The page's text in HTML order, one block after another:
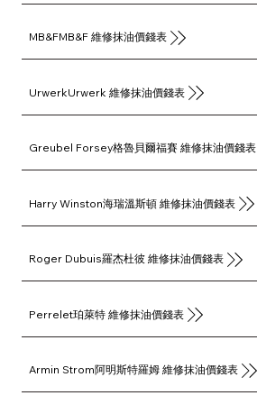
MB&FMB&F 維修抹油價錢表
UrwerkUrwerk 維修抹油價錢表
Greubel Forsey格魯貝爾福賽 維修抹油價錢表
Harry Winston海瑞溫斯頓 維修抹油價錢表
Roger Dubuis羅杰杜彼 維修抹油價錢表
Perrelet珀萊特 維修抹油價錢表
Armin Strom阿明斯特羅姆 維修抹油價錢表